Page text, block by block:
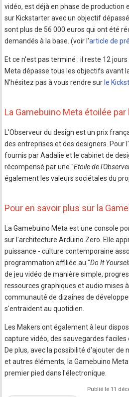
vidéo, est déjà en phase de production
sur Kickstarter avec un objectif
sont plus de 56 000 euros qui ont été
demandés à la base. (voir l'article de
Et ce n'est pas terminé : il reste 12
Meta dépasse tous les objectifs avant
N'hésitez pas à vous rendre sur le
La Gamebuino Meta étoilée
L'Observeur du design est un prix
des entreprises et des designers. Pour
fournis par Aadalie et le cabinet de
récompensé par une "Etoile de
également les valeurs sociétales du
Pour en savoir plus sur la
La Gamebuino Meta est une console
sur l'architecture Arduino Zero. Elle
puissance - culture contemporaine
programmation affiliée au "Do It
de jeu vidéo de manière simple,
ressources graphiques et audio mises
communauté de dizaines de
s'entraident au quotidien.
Les Makers ont également à leur
capture vidéo, des sauvegardes
De plus, avec la possibilité d'ajouter
et autres éléments, la Gamebuino
premier pied dans l'électronique.
Publié le 11